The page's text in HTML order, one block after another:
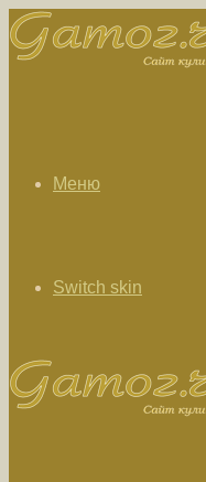
Меню
Switch skin